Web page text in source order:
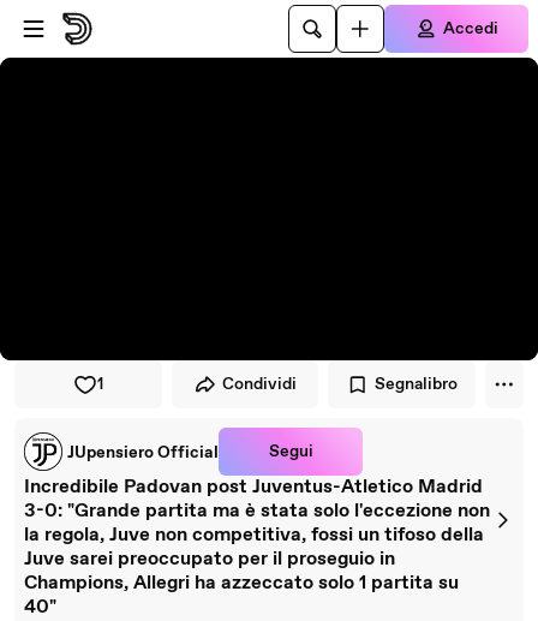
Vai al lettore
Passa al contenuto principale
Accedi
1 Condividi Segnalibro
JUpensiero Official Segui
Incredibile Padovan post Juventus-Atletico Madrid
3-0: "Grande partita ma è stata solo l'eccezione non
la regola, Juve non competitiva, fossi un tifoso della
Juve sarei preoccupato per il proseguio in
Champions, Allegri ha azzeccato solo 1 partita su
40"